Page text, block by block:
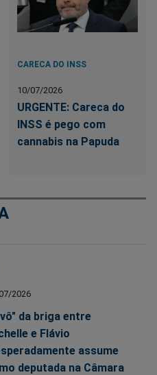
CARECA DO INSS
10/07/2026
URGENTE: Careca do
INSS é pego com
cannabis na Papuda
2026
da briga entre
e Flávio
assume
deputada na Câmara